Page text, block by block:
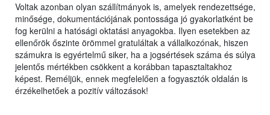
Voltak azonban olyan szállítmányok is, amelyek rendezettsége,
minősége, dokumentációjának pontossága jó gyakorlatként be
fog kerülni a hatósági oktatási anyagokba. Ilyen esetekben az
ellenőrök őszinte örömmel gratuláltak a vállalkozónak, hiszen
számukra is egyértelmű siker, ha a jogsértések száma és súlya
jelentős mértékben csökkent a korábban tapasztaltakhoz
képest. Reméljük, ennek megfelelően a fogyasztók oldalán is
érzékelhetőek a pozitív változások!